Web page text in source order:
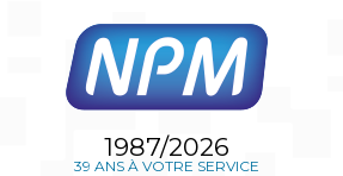
1987/2026
39 ANS À VOTRE SERVICE